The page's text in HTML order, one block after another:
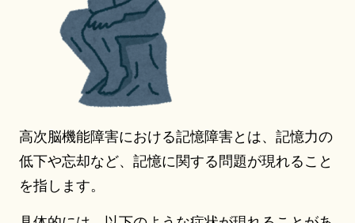
高次脳機能障害における記憶障害とは、記憶力の
低下や忘却など、記憶に関する問題が現れること
を指します。